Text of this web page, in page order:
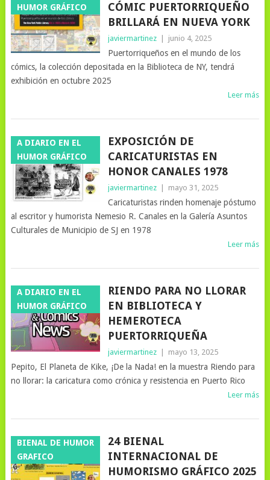
HUMOR GRÁFICO
CÓMIC PUERTORRIQUEÑO
BRILLARÁ EN NUEVA YORK
javiermartinez junio 4, 2025
Puertorriqueños en el mundo de los
cómics, la colección depositada en la Biblioteca de NY, tendrá
exhibición en octubre 2025
Leer más
A DIARIO EN EL
HUMOR GRÁFICO
EXPOSICIÓN DE
CARICATURISTAS EN
HONOR CANALES 1978
javiermartinez mayo 31, 2025
Caricaturistas rinden homenaje póstumo
al escritor y humorista Nemesio R. Canales en la Galería Asuntos
Culturales de Municipio de SJ en 1978
Leer más
A DIARIO EN EL
HUMOR GRÁFICO
RIENDO PARA NO LLORAR
EN BIBLIOTECA Y
HEMEROTECA
PUERTORRIQUEÑA
javiermartinez mayo 13, 2025
Pepito, El Planeta de Kike, ¡De la Nada! en la muestra Riendo para
no llorar: la caricatura como crónica y resistencia en Puerto Rico
Leer más
BIENAL DE HUMOR
GRAFICO
24 BIENAL
INTERNACIONAL DE
HUMORISMO GRÁFICO 2025